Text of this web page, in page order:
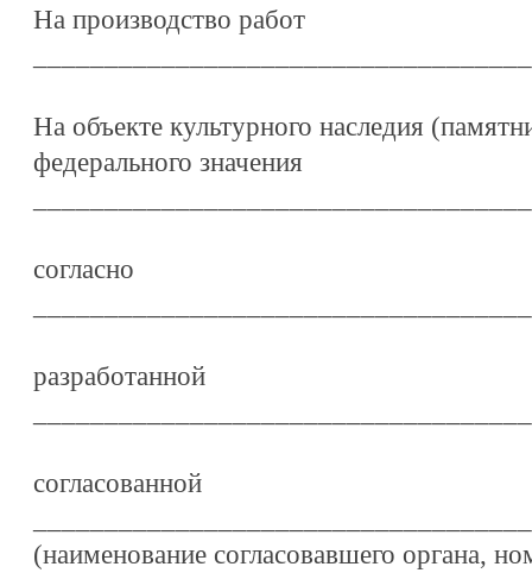
На производство работ
На объекте культурного наследия
федерального значения
согласно
разработанной
согласованной
(наименование согласовавшего органа,